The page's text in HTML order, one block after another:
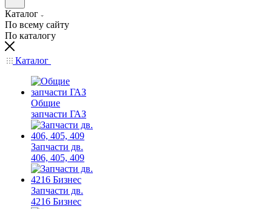
Каталог
По всему сайту
По каталогу
Каталог
Общие
запчасти ГАЗ
Запчасти дв.
406, 405, 409
Запчасти дв.
4216 Бизнес